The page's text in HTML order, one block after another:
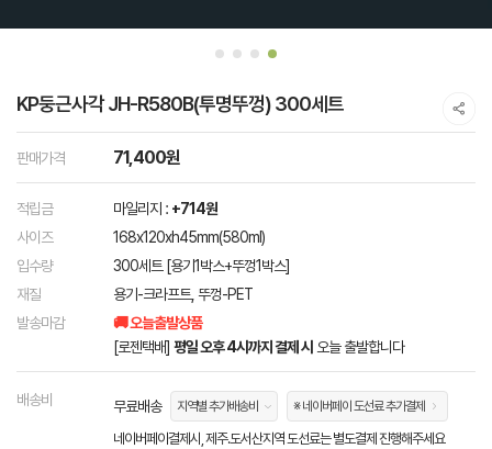
KP둥근사각 JH-R580B(투명뚜껑) 300세트
판매가격 71,400원
적립금 마일리지 : +714원
사이즈
168x120xh45mm(580ml)
입수량
300세트 [용기1박스+뚜껑1박스]
재질
용기-크라프트, 뚜껑-PET
발송마감
🚚 오늘출발상품
[로젠택배] 평일 오후 4시까지 결제 시 오늘 출발합니다
배송비 무료배송 지역별 추가배송비 ※ 네이버페이 도선료 추가결제
네이버페이결제시, 제주.도서산지역 도선료는 별도결제 진행해주세요